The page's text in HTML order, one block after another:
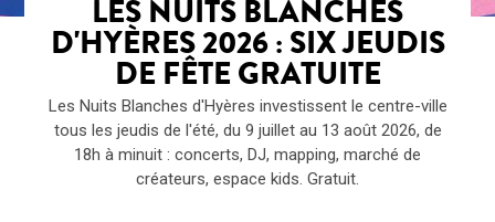
LES NUITS BLANCHES
D'HYÈRES 2026 : SIX JEUDIS
DE FÊTE GRATUITE
Les Nuits Blanches d'Hyères investissent le centre-ville
tous les jeudis de l'été, du 9 juillet au 13 août 2026, de
18h à minuit : concerts, DJ, mapping, marché de
créateurs, espace kids. Gratuit.